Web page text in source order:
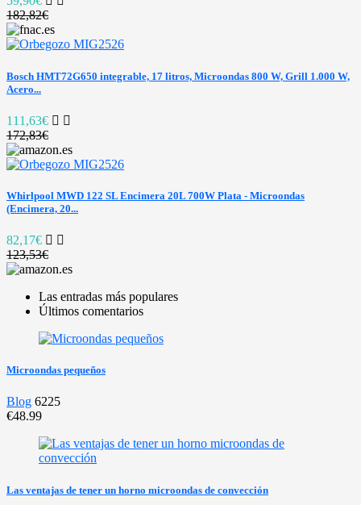
182,82€
Bosch HMT72G650 integrable, 17 litros, Microondas 800 W, Grill 1.000 W,
Acero...
111,63€
172,83€
Whirlpool MWD 122 SL Encimera 20L 700W Plata - Microondas
(Encimera, 20...
82,17€
123,53€
Las entradas más populares
Últimos comentarios
Microondas pequeños
Blog 6225
€48.99
Las ventajas de tener un horno microondas de convección